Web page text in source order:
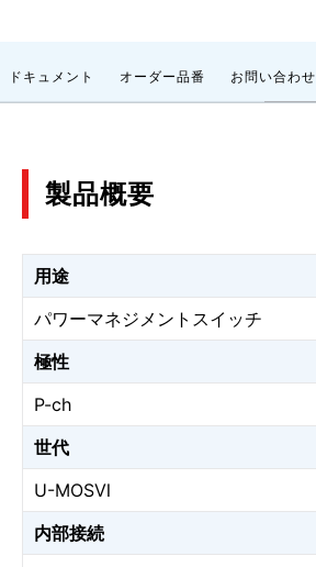
ドキュメント オーダー品番 お問い合わせ
製品概要
用途
パワーマネジメントスイッチ
極性
P-ch
世代
U-MOSⅥ
内部接続